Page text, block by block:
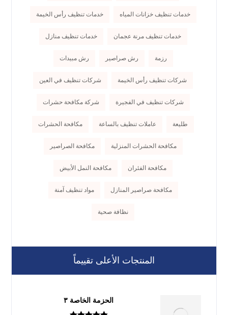
خدمات تنظيف خزانات المياه خدمات تنظيف رأس الخيمة
خدمات تنظيف مرنة عجمان خدمات تنظيف منازل
رزمة رش صراصير رش مبيدات
شركات تنظيف رأس الخيمة شركات تنظيف في العين
شركات تنظيف في الفجيرة شركة مكافحة حشرات
طليعة عاملات تنظيف بالساعة مكافحة الحشرات
مكافحة الحشرات المنزلية مكافحة الصراصير
مكافحة الفئران مكافحة النمل الأبيض
مكافحة صراصير المنازل مواد تنظيف آمنة
نظافة صحية
المنتجات الأعلى تقييماً
الحزمة الخاصة ٣